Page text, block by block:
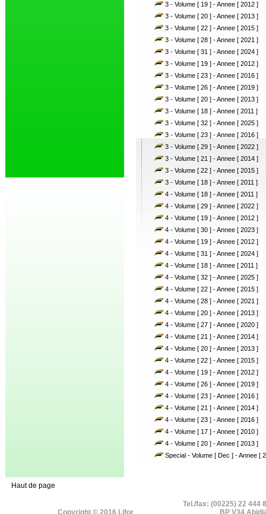
3 - Volume [ 19 ] - Annee [ 2012 ]
3 - Volume [ 20 ] - Annee [ 2013 ]
3 - Volume [ 22 ] - Annee [ 2015 ]
3 - Volume [ 28 ] - Annee [ 2021 ]
3 - Volume [ 31 ] - Annee [ 2024 ]
3 - Volume [ 19 ] - Annee [ 2012 ]
3 - Volume [ 23 ] - Annee [ 2016 ]
3 - Volume [ 26 ] - Annee [ 2019 ]
3 - Volume [ 20 ] - Annee [ 2013 ]
3 - Volume [ 18 ] - Annee [ 2011 ]
3 - Volume [ 32 ] - Annee [ 2025 ]
3 - Volume [ 23 ] - Annee [ 2016 ]
3 - Volume [ 29 ] - Annee [ 2022 ]
3 - Volume [ 21 ] - Annee [ 2014 ]
3 - Volume [ 22 ] - Annee [ 2015 ]
3 - Volume [ 18 ] - Annee [ 2011 ]
4 - Volume [ 18 ] - Annee [ 2011 ]
4 - Volume [ 29 ] - Annee [ 2022 ]
4 - Volume [ 19 ] - Annee [ 2012 ]
4 - Volume [ 30 ] - Annee [ 2023 ]
4 - Volume [ 19 ] - Annee [ 2012 ]
4 - Volume [ 31 ] - Annee [ 2024 ]
4 - Volume [ 18 ] - Annee [ 2011 ]
4 - Volume [ 32 ] - Annee [ 2025 ]
4 - Volume [ 22 ] - Annee [ 2015 ]
4 - Volume [ 28 ] - Annee [ 2021 ]
4 - Volume [ 20 ] - Annee [ 2013 ]
4 - Volume [ 27 ] - Annee [ 2020 ]
4 - Volume [ 21 ] - Annee [ 2014 ]
4 - Volume [ 20 ] - Annee [ 2013 ]
4 - Volume [ 22 ] - Annee [ 2015 ]
4 - Volume [ 19 ] - Annee [ 2012 ]
4 - Volume [ 26 ] - Annee [ 2019 ]
4 - Volume [ 23 ] - Annee [ 2016 ]
4 - Volume [ 21 ] - Annee [ 2014 ]
4 - Volume [ 23 ] - Annee [ 2016 ]
4 - Volume [ 17 ] - Annee [ 2010 ]
4 - Volume [ 20 ] - Annee [ 2013 ]
Special - Volume [ Dec ] - Annee [
Haut de page
Copyright © 2016 Lifor
Tel./fax: (00225) 22 444
BP V34